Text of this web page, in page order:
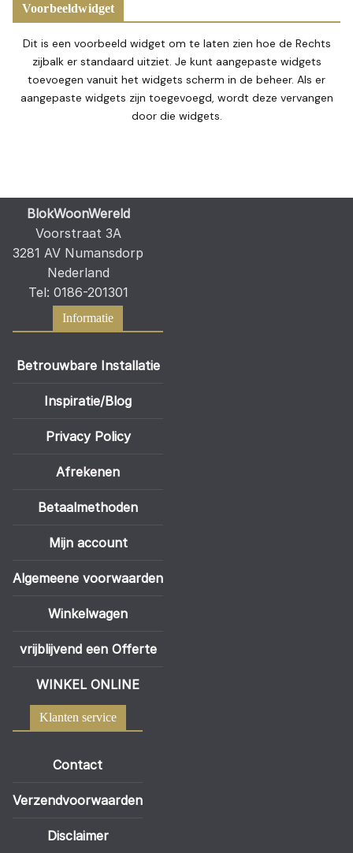
Voorbeeldwidget
Dit is een voorbeeld widget om te laten zien hoe de Rechts
zijbalk er standaard uitziet. Je kunt aangepaste widgets
toevoegen vanuit het widgets scherm in de beheer. Als er
aangepaste widgets zijn toegevoegd, wordt deze vervangen
door die widgets.
BlokWoonWereld
Voorstraat 3A
3281 AV Numansdorp
Nederland
Tel: 0186-201301
Informatie
Betrouwbare Installatie
Inspiratie/Blog
Privacy Policy
Afrekenen
Betaalmethoden
Mijn account
Algemeene voorwaarden
Winkelwagen
vrijblijvend een Offerte
WINKEL ONLINE
Klanten service
Contact
Verzendvoorwaarden
Disclaimer